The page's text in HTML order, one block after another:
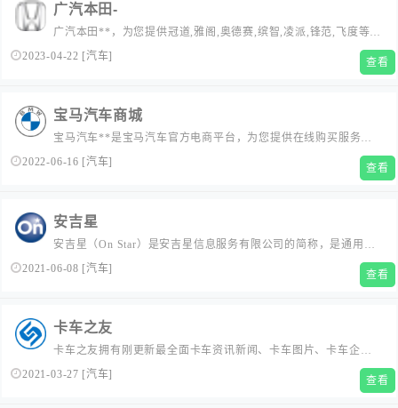
广汽本田-
广汽本田**，为您提供冠道,雅阁,奥德赛,缤智,凌派,锋范,飞度等车
型的新鲜资讯。
2023-04-22 [汽车] 查看
宝马汽车商城
宝马汽车**是宝马汽车官方电商平台，为您提供在线购买服务，
想了解更多关于宝马汽车价格、图片、内饰、外观、性能、参数
2022-06-16 [汽车] 查看
安吉星
安吉星（On Star）是安吉星信息服务有限公司的简称，是通用汽
车、上汽集团和上海通用汽车于2009年10月28日建立的合资公
2021-06-08 [汽车] 查看
卡车之友
卡车之友拥有刚更新最全面卡车资讯新闻、卡车图片、卡车企业
信息、各种轻重卡车报价,卡车之友顾名思义就是卡车人的朋友，
2021-03-27 [汽车] 查看